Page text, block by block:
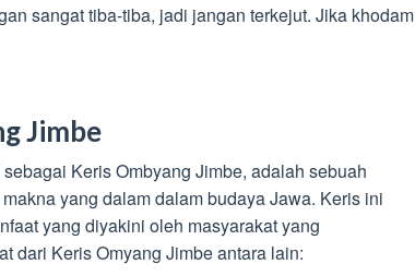
sangat tiba-tiba, jadi jangan terkejut. Jika khodam
Jimbe
Keris Ombyang Jimbe, adalah sebuah
yang dalam dalam budaya Jawa. Keris ini
yang diyakini oleh masyarakat yang
dari Keris Omyang Jimbe antara lain: